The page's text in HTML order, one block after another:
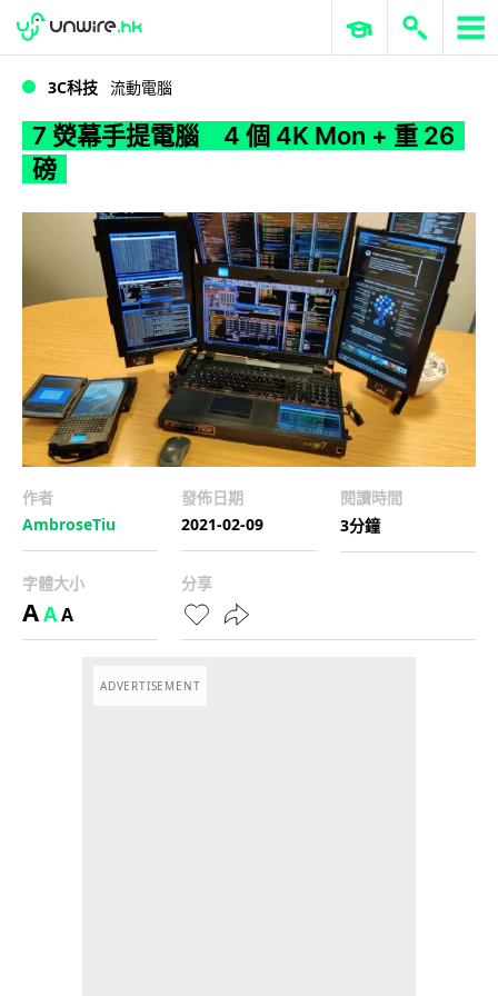
7 熒幕手提電腦 4 個 4K Mon + 重 26 磅
WWDC 2026 ERP 與商業 AI
3C科技 流動電腦
7 熒幕手提電腦 4 個 4K Mon + 重 26
磅
作者
AmbroseTiu
發佈日期
2021-02-09
閱讀時間
3分鐘
字體大小
AAA
分享
ADVERTISEMENT